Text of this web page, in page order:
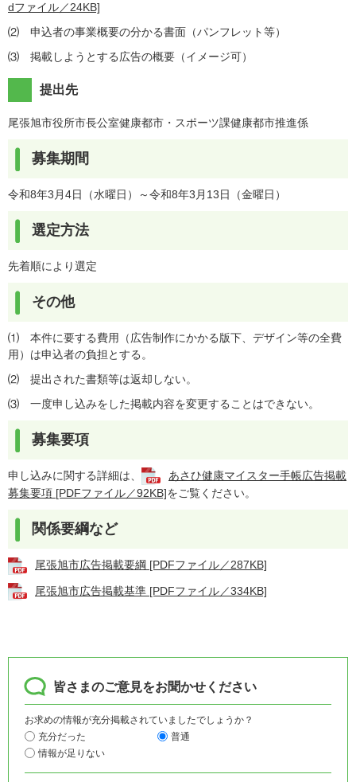
dファイル／24KB]
⑵ 申込者の事業概要の分かる書面（パンフレット等）
⑶ 掲載しようとする広告の概要（イメージ可）
提出先
尾張旭市役所市長公室健康都市・スポーツ課健康都市推進係
募集期間
令和8年3月4日（水曜日）～令和8年3月13日（金曜日）
選定方法
先着順により選定
その他
⑴ 本件に要する費用（広告制作にかかる版下、デザイン等の全費
用）は申込者の負担とする。
⑵ 提出された書類等は返却しない。
⑶ 一度申し込みをした掲載内容を変更することはできない。
募集要項
申し込みに関する詳細は、
あさひ健康マイスター手帳広告掲載
募集要項 [PDFファイル／92KB]をご覧ください。
関係要綱など
尾張旭市広告掲載要綱 [PDFファイル／287KB]
尾張旭市広告掲載基準 [PDFファイル／334KB]
皆さまのご意見をお聞かせください
お求めの情報が充分掲載されていましたでしょうか？
充分だった
普通
情報が足りない